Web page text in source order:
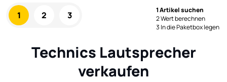
1 2 3
1 Artikel suchen
2 Wert berechnen
3 In die Paketbox legen
Technics Lautsprecher
verkaufen